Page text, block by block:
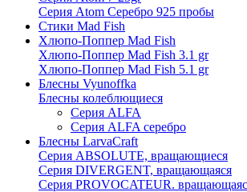
Серия Atom Серебро 925 пробы
Стики Mad Fish
Хлюпо-Поппер Mad Fish
Хлюпо-Поппер Mad Fish 3.1 gr
Хлюпо-Поппер Mad Fish 5.1 gr
Блесны Vyunoffka
Блесны колеблющиеся
Серия ALFA
Серия ALFA серебро
Блесны LarvaCraft
Серия ABSOLUTE, вращающиеся
Серия DIVERGENT, вращающаяся
Серия PROVOCATEUR.